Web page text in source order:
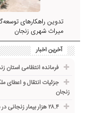
تدوین راهکارهای
میراث شهری زنجان
آخرین اخبار
فرمانده انتظامی استان
جزئیات انتقال و
زنجان
۲۸.۴ هزار بیمار زنجانی در سامانه بیمه سلامت نشاندار شدند